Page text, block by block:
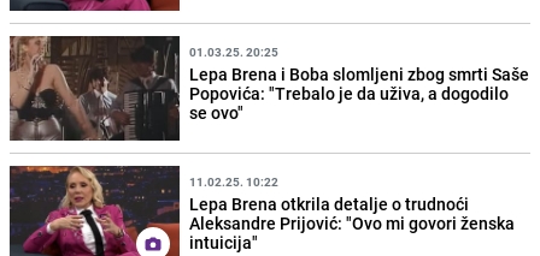
01.03.25. 20:25
Lepa Brena i Boba slomljeni zbog smrti Saše
Popovića: "Trebalo je da uživa, a dogodilo
se ovo"
11.02.25. 10:22
Lepa Brena otkrila detalje o trudnoći
Aleksandre Prijović: "Ovo mi govori ženska
intuicija"